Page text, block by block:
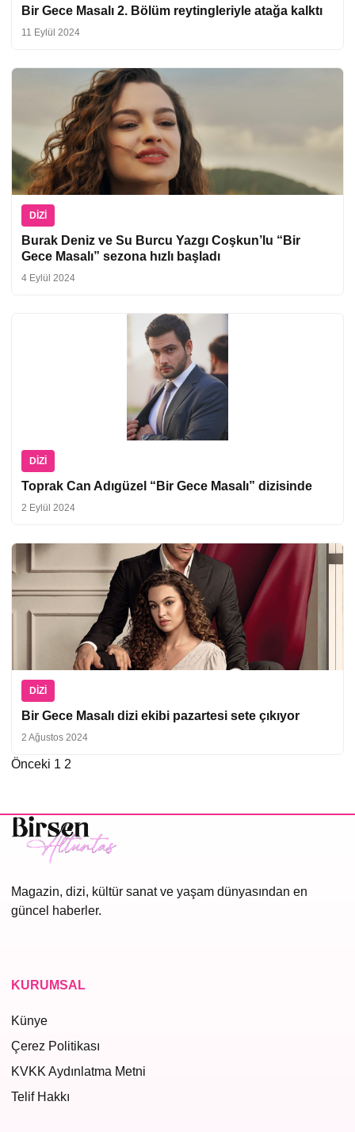
Bir Gece Masalı 2. Bölüm reytingleriyle atağa kalktı
11 Eylül 2024
DIZI
Burak Deniz ve Su Burcu Yazgı Coşkun’lu “Bir
Gece Masalı” sezona hızlı başladı
4 Eylül 2024
DIZI
Toprak Can Adıgüzel “Bir Gece Masalı” dizisinde
2 Eylül 2024
DIZI
Bir Gece Masalı dizi ekibi pazartesi sete çıkıyor
2 Ağustos 2024
Yazı
Önceki 1 2
Magazin, dizi, kültür sanat ve yaşam dünyasından en
güncel haberler.
KURUMSAL
Künye
Çerez Politikası
KVKK Aydınlatma Metni
Telif Hakkı